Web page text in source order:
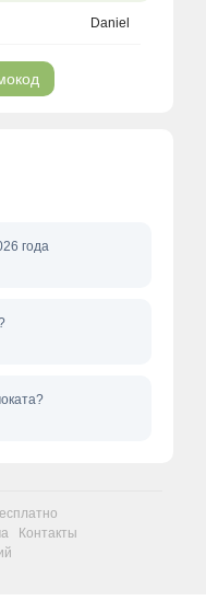
Daniel
года
Контакты